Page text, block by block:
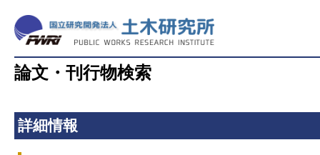
論文・刊行物検索
詳細情報